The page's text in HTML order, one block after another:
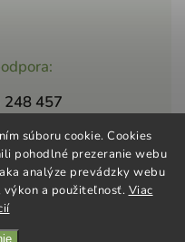
súboru cookie. Cookies
pohodlné prezeranie webu
analýze prevádzky webu
výkon a použiteľnosť. Viac
248 457